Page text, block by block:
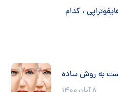
، کدام
به روش ساده